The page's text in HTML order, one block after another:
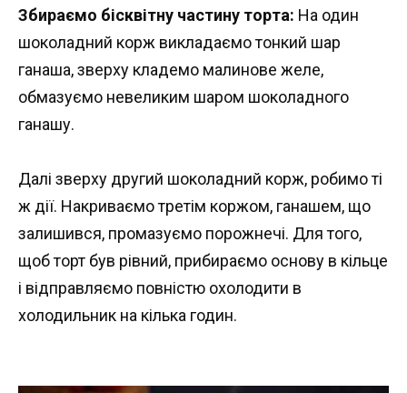
Збираємо бісквітну частину торта: На один
шоколадний корж викладаємо тонкий шар
ганаша, зверху кладемо малинове желе,
обмазуємо невеликим шаром шоколадного
ганашу.
Далі зверху другий шоколадний корж, робимо ті
ж дії. Накриваємо третім коржом, ганашем, що
залишився, промазуємо порожнечі. Для того,
щоб торт був рівний, прибираємо основу в кільце
і відправляємо повністю охолодити в
холодильник на кілька годин.